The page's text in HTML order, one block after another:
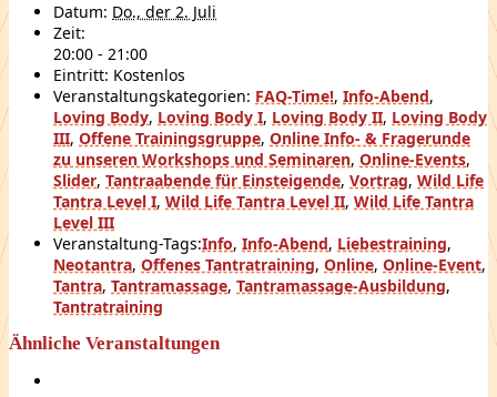
Datum: Do., der 2. Juli
Zeit:
20:00 - 21:00
Eintritt: Kostenlos
Veranstaltungskategorien: FAQ-Time!, Info-Abend,
Loving Body, Loving Body I, Loving Body II, Loving Body
III, Offene Trainingsgruppe, Online Info- & Fragerunde
zu unseren Workshops und Seminaren, Online-Events,
Slider, Tantraabende für Einsteigende, Vortrag, Wild Life
Tantra Level I, Wild Life Tantra Level II, Wild Life Tantra
Level III
Veranstaltung-Tags:Info, Info-Abend, Liebestraining,
Neotantra, Offenes Tantratraining, Online, Online-Event,
Tantra, Tantramassage, Tantramassage-Ausbildung,
Tantratraining
Ähnliche Veranstaltungen